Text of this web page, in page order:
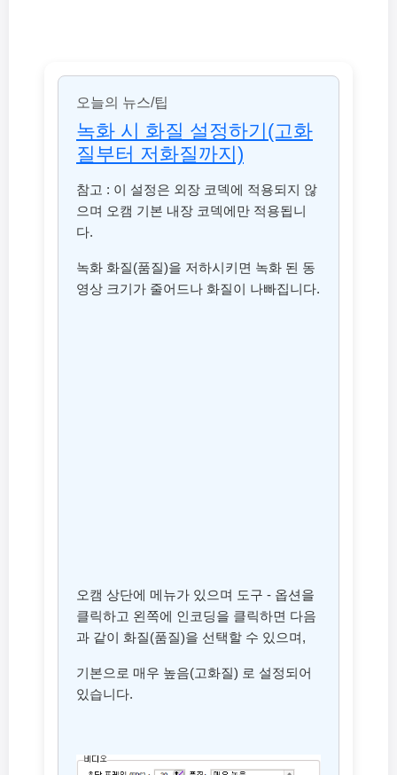
오늘의 뉴스/팁
녹화 시 화질 설정하기(고화
질부터 저화질까지)
참고 : 이 설정은 외장 코덱에 적용되지 않
으며 오캠 기본 내장 코덱에만 적용됩니
다.
녹화 화질(품질)을 저하시키면 녹화 된 동
영상 크기가 줄어드나 화질이 나빠집니다.
오캠 상단에 메뉴가 있으며 도구 - 옵션을
클릭하고 왼쪽에 인코딩을 클릭하면 다음
과 같이 화질(품질)을 선택할 수 있으며,
기본으로 매우 높음(고화질) 로 설정되어
있습니다.